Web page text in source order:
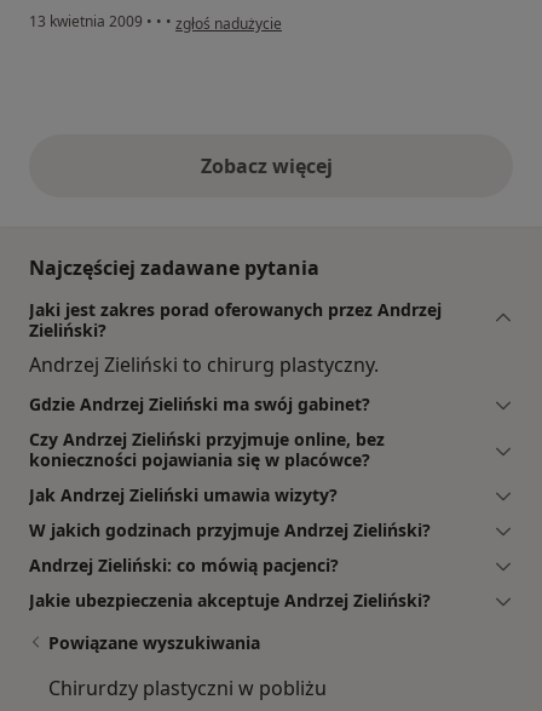
13 kwietnia 2009 • • • w opinii użytkownika J.G
zgłoś nadużycie
Zobacz więcejopinie powyżej
Najczęściej zadawane pytania
Jaki jest zakres porad oferowanych przez Andrzej
Zieliński?
Andrzej Zieliński to chirurg plastyczny.
Gdzie Andrzej Zieliński ma swój gabinet?
Czy Andrzej Zieliński przyjmuje online, bez
konieczności pojawiania się w placówce?
Jak Andrzej Zieliński umawia wizyty?
W jakich godzinach przyjmuje Andrzej Zieliński?
Andrzej Zieliński: co mówią pacjenci?
Jakie ubezpieczenia akceptuje Andrzej Zieliński?
Powiązane wyszukiwania
Chirurdzy plastyczni w pobliżu